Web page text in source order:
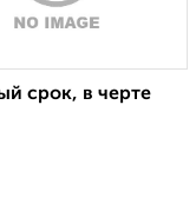
срок, в черте